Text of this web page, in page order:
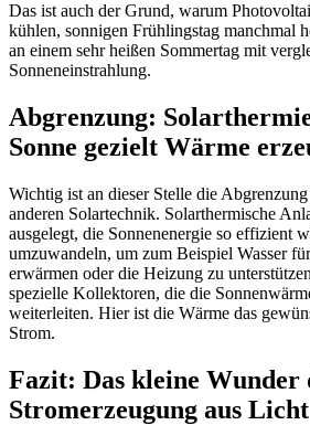
Das ist auch der Grund, warum
kühlen, sonnigen Frühlingstag manchmal
an einem sehr heißen Sommertag mit
Sonneneinstrahlung.
Abgrenzung:
Sonne gezielt Wärme
Wichtig ist an dieser Stelle die
anderen Solartechnik. Solarthermische
ausgelegt, die Sonnenenergie so effizient
umzuwandeln, um zum Beispiel Wasser
erwärmen oder die Heizung zu
spezielle Kollektoren, die die
weiterleiten. Hier ist die Wärme das
Strom.
Fazit: Das kleine Wunder
Stromerzeugung aus Licht